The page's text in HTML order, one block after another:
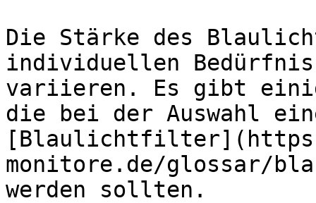
Die Stärke des
individuellen
variieren. Es gibt
die bei der Auswahl
monitore.de/glossar/
werden sollten.